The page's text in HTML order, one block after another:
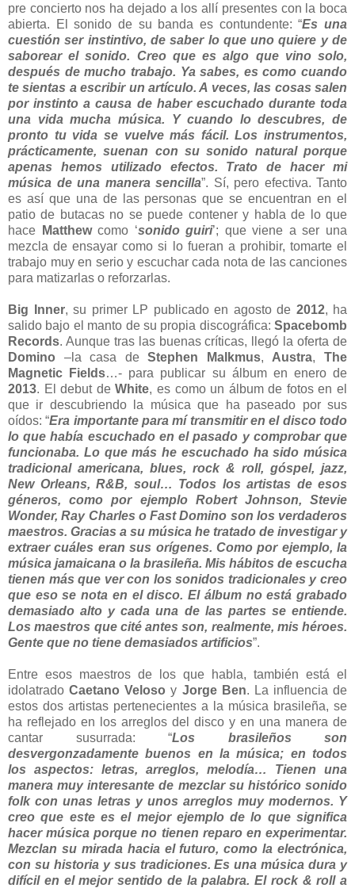
pre concierto nos ha dejado a los allí presentes con la boca
abierta. El sonido de su banda es contundente: “Es una
cuestión ser instintivo, de saber lo que uno quiere y de
saborear el sonido. Creo que es algo que vino solo,
después de mucho trabajo. Ya sabes, es como cuando
te sientas a escribir un artículo. A veces, las cosas salen
por instinto a causa de haber escuchado durante toda
una vida mucha música. Y cuando lo descubres, de
pronto tu vida se vuelve más fácil. Los instrumentos,
prácticamente, suenan con su sonido natural porque
apenas hemos utilizado efectos. Trato de hacer mi
música de una manera sencilla”. Sí, pero efectiva. Tanto
es así que una de las personas que se encuentran en el
patio de butacas no se puede contener y habla de lo que
hace
Matthewcomo ‘sonido guiri’; que viene a ser una
mezcla de ensayar como si lo fueran a prohibir, tomarte el
trabajo muy en serio y escuchar cada nota de las canciones
para matizarlas o reforzarlas.
Big Inner, su primer LP publicado en agosto de 2012, ha
salido bajo el manto de su propia discográfica: Spacebomb
Records. Aunque tras las buenas críticas, llegó la oferta de
Domino –la casa deStephen Malkmus, Austra,The
Magnetic Fields…- para publicar su álbum en enero de
2013. El debut deWhite, es como un álbum de fotos en el
que ir descubriendo la música que ha paseado por sus
oídos: “Era importante para mí transmitir en el disco todo
lo que había escuchado en el pasado y comprobar que
funcionaba. Lo que más he escuchado ha sido música
tradicional americana, blues, rock & roll, góspel, jazz,
New Orleans, R&B, soul… Todos los artistas de esos
géneros, como por ejemplo Robert Johnson, Stevie
Wonder, Ray Charles o Fast Domino son los verdaderos
maestros. Gracias a su música he tratado de investigar y
extraer cuáles eran sus orígenes. Como por ejemplo, la
música jamaicana o la brasileña. Mis hábitos de escucha
tienen más que ver con los sonidos tradicionales y creo
que eso se nota en el disco. El álbum no está grabado
demasiado alto y cada una de las partes se entiende.
Los maestros que cité antes son, realmente, mis héroes.
Gente que no tiene demasiados artificios”.
Entre esos maestros de los que habla, también está el
idolatradoCaetano Veloso y Jorge Ben. La influencia de
estos dos artistas pertenecientes a la música brasileña, se
ha reflejado en los arreglos del disco y en una manera de
cantar susurrada: “Los brasileños son
desvergonzadamente buenos en la música; en todos
los aspectos: letras, arreglos, melodía… Tienen una
manera muy interesante de mezclar su histórico sonido
folk con unas letras y unos arreglos muy modernos. Y
creo que este es el mejor ejemplo de lo que significa
hacer música porque no tienen reparo en experimentar.
Mezclan su mirada hacia el futuro, como la electrónica,
con su historia y sus tradiciones. Es una música dura y
difícil en el mejor sentido de la palabra. El rock & roll a